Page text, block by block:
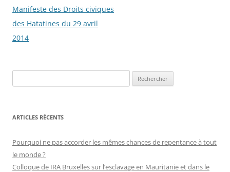
articles
Manifeste des Droits civiques
des Hatatines du 29 avril
2014
e
h
r
c
h
ARTICLES RÉCENTS
Pourquoi ne pas accorder les mêmes chances de repentance à tout
le monde ?
Colloque de IRA Bruxelles sur l’esclavage en Mauritanie et dans le